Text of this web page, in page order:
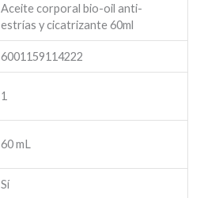
Aceite corporal bio-oil anti-
estrías y cicatrizante 60ml
6001159114222
1
60 mL
Sí